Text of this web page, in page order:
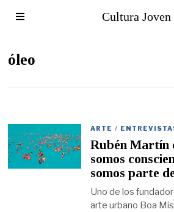
Cultura Joven
óleo
ARTE /
Rubén Martín
somos
somos parte
Uno de los
arte urbano Boa